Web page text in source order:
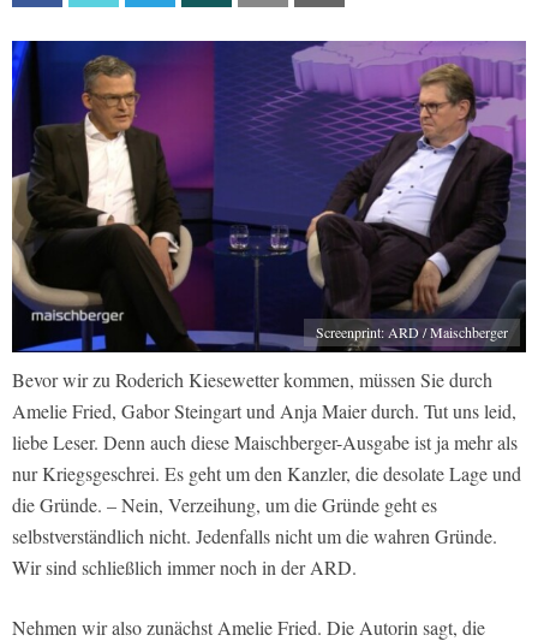
Screenprint: ARD / Maischberger
Bevor wir zu Roderich Kiesewetter kommen, müssen Sie durch
Amelie Fried, Gabor Steingart und Anja Maier durch. Tut uns leid,
liebe Leser. Denn auch diese Maischberger-Ausgabe ist ja mehr als
nur Kriegsgeschrei. Es geht um den Kanzler, die desolate Lage und
die Gründe. – Nein, Verzeihung, um die Gründe geht es
selbstverständlich nicht. Jedenfalls nicht um die wahren Gründe.
Wir sind schließlich immer noch in der ARD.
Nehmen wir also zunächst Amelie Fried. Die Autorin sagt, die